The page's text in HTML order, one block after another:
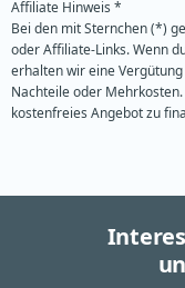
Affiliate Hinweis *
Bei den mit Sternchen (*)
oder Affiliate-Links. Wenn
erhalten wir eine
Nachteile oder
kostenfreies Angebot zu